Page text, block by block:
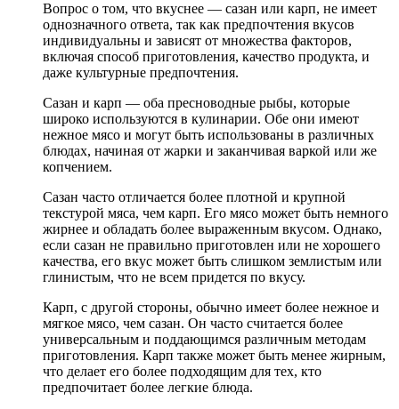
Вопрос о том, что вкуснее — сазан или карп, не имеет
однозначного ответа, так как предпочтения вкусов
индивидуальны и зависят от множества факторов,
включая способ приготовления, качество продукта, и
даже культурные предпочтения.
Сазан и карп — оба пресноводные рыбы, которые
широко используются в кулинарии. Обе они имеют
нежное мясо и могут быть использованы в различных
блюдах, начиная от жарки и заканчивая варкой или же
копчением.
Сазан часто отличается более плотной и крупной
текстурой мяса, чем карп. Его мясо может быть немного
жирнее и обладать более выраженным вкусом. Однако,
если сазан не правильно приготовлен или не хорошего
качества, его вкус может быть слишком землистым или
глинистым, что не всем придется по вкусу.
Карп, с другой стороны, обычно имеет более нежное и
мягкое мясо, чем сазан. Он часто считается более
универсальным и поддающимся различным методам
приготовления. Карп также может быть менее жирным,
что делает его более подходящим для тех, кто
предпочитает более легкие блюда.